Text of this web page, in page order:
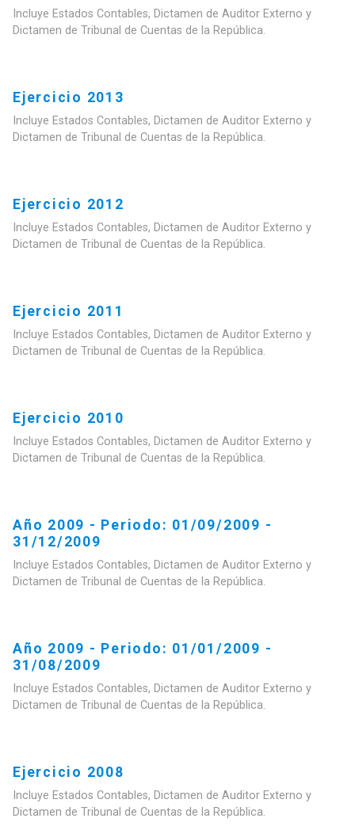
Incluye Estados Contables, Dictamen de Auditor Externo y
Dictamen de Tribunal de Cuentas de la República.
Ejercicio 2013
Incluye Estados Contables, Dictamen de Auditor Externo y
Dictamen de Tribunal de Cuentas de la República.
Ejercicio 2012
Incluye Estados Contables, Dictamen de Auditor Externo y
Dictamen de Tribunal de Cuentas de la República.
Ejercicio 2011
Incluye Estados Contables, Dictamen de Auditor Externo y
Dictamen de Tribunal de Cuentas de la República.
Ejercicio 2010
Incluye Estados Contables, Dictamen de Auditor Externo y
Dictamen de Tribunal de Cuentas de la República.
Año 2009 - Periodo: 01/09/2009 -
31/12/2009
Incluye Estados Contables, Dictamen de Auditor Externo y
Dictamen de Tribunal de Cuentas de la República.
Año 2009 - Periodo: 01/01/2009 -
31/08/2009
Incluye Estados Contables, Dictamen de Auditor Externo y
Dictamen de Tribunal de Cuentas de la República.
Ejercicio 2008
Incluye Estados Contables, Dictamen de Auditor Externo y
Dictamen de Tribunal de Cuentas de la República.